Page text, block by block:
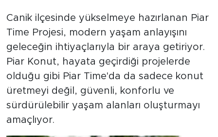
Canik ilçesinde yükselmeye hazırlanan Piar
Time Projesi, modern yaşam anlayışını
geleceğin ihtiyaçlarıyla bir araya getiriyor.
Piar Konut, hayata geçirdiği projelerde
olduğu gibi Piar Time'da da sadece konut
üretmeyi değil, güvenli, konforlu ve
sürdürülebilir yaşam alanları oluşturmayı
amaçlıyor.